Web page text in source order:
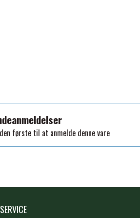
første til at anmelde denne vare